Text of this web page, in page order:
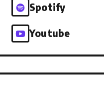
Spotify
Youtube